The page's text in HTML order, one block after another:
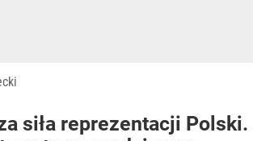
siła reprezentacji Polski.